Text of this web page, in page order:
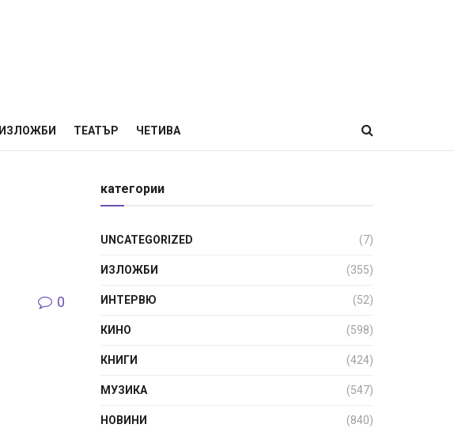
ИЗЛОЖБИ ТЕАТЪР ЧЕТИВА
0
категории
UNCATEGORIZED (7)
ИЗЛОЖБИ (355)
ИНТЕРВЮ (52)
КИНО (598)
КНИГИ (424)
МУЗИКА (547)
НОВИНИ (840)